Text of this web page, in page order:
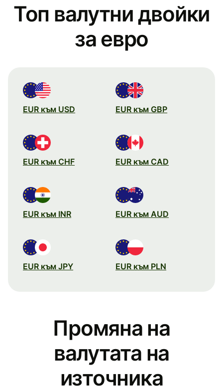
Топ валутни двойки
за евро
EUR към USD EUR към GBP
EUR към CHF EUR към CAD
EUR към INR EUR към AUD
EUR към JPY EUR към PLN
Промяна на
валутата на
източника